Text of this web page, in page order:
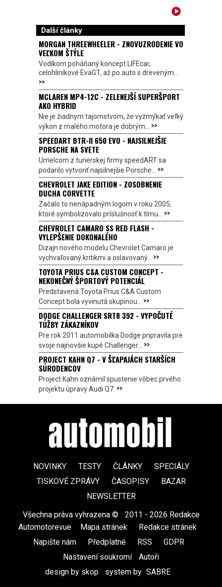
Další články
MORGAN THREEWHEELER - ZNOVUZRODENIE VO
VEĽKOM ŠTÝLE
Vodíkom poháňaný koncept LIFEcar,
celohliníkové EvaGT, až po auto s dreveným...
>>
MCLAREN MP4-12C - ZELENEJŠÍ SUPERŠPORT
AKO HYBRID
Nie je žiadnym tajomstvom, že vyžmýkať veľký
výkon z malého motora je dobrým... >>
SPEEDART BTR-II 650 EVO - NAJSILNEJŠIE
PORSCHE NA SVETE
Umelcom z tunerskej firmy speedART sa
podarilo vytvoriť najsilnejšie Porsche... >>
CHEVROLET JAKE EDITION - ZOSOBNENIE
DUCHA CORVETTE
Začalo to nenápadným logom v roku 2005,
ktoré symbolizovalo príslušnosť k tímu... >>
CHEVROLET CAMARO SS RED FLASH -
VYLEPŠENIE DOKONALÉHO
Dizajn nového modelu Chevrolet Camaro je
vychvaľovaný kritikmi a oslavovaný... >>
TOYOTA PRIUS C&A CUSTOM CONCEPT -
NEKONEČNÝ ŠPORTOVÝ POTENCIÁL
Predstavená Toyota Prius C&A Custom
Concept bola vyvinutá skupinou... >>
DODGE CHALLENGER SRT8 392 - VYPOČUTÉ
TÚŽBY ZÁKAZNÍKOV
Pre rok 2011 automobilka Dodge pripravila pre
svoje najnovšie kupé Challenger... >>
PROJECT KAHN Q7 - V ŠĽAPAJÁCH STARŠÍCH
SÚRODENCOV
Project Kahn oznámil spustenie vôbec prvého
projektu úpravy Audi Q7. >>
NOVINKY TESTY ČLÁNKY
SPECIÁLY
TISKOVÉ ZPRÁVY
ČASOPISY
BAZAR
NEWSLETTER
Všechna práva vyhrazena ©
2011 - 2026 Redakce
Automotorevue
Mapa stránek Redakce stránek
Napište nám
Předplatné RSS GDPR
Nastavení soukromí
Autoři
design by skop
system by SABRE